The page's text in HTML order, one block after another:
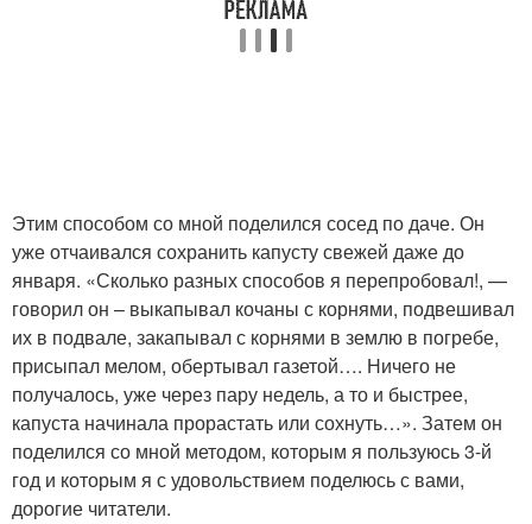
Этим способом со мной поделился сосед по даче. Он
уже отчаивался сохранить капусту свежей даже до
января. «Сколько разных способов я перепробовал!, —
говорил он – выкапывал кочаны с корнями, подвешивал
их в подвале, закапывал с корнями в землю в погребе,
присыпал мелом, обертывал газетой…. Ничего не
получалось, уже через пару недель, а то и быстрее,
капуста начинала прорастать или сохнуть…». Затем он
поделился со мной методом, которым я пользуюсь 3-й
год и которым я с удовольствием поделюсь с вами,
дорогие читатели.